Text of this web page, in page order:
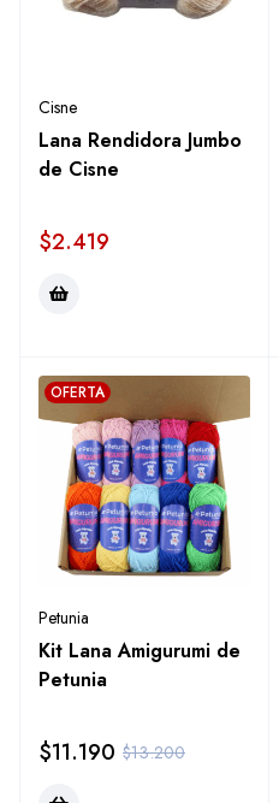
Cisne
Lana Rendidora Jumbo
de Cisne
$2.419
OFERTA
Petunia
Kit Lana Amigurumi de
Petunia
$13.200
$11.190